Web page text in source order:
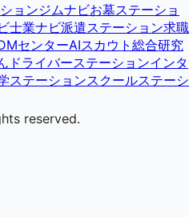
ョンジムナビお墓ステーショ
士業ナビ派遣ステーション求職
センターAIスカウト総合研究
ドライバーステーションインタ
ステーションスクールステーシ
reserved.